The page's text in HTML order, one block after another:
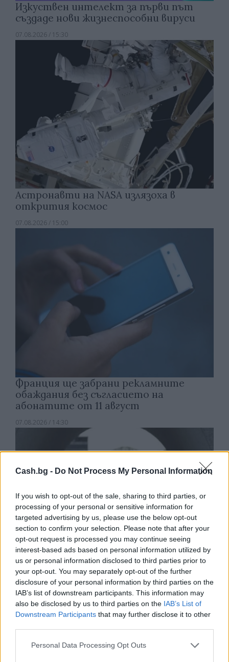
Cash.bg - Do Not Process My Personal Information
If you wish to opt-out of the sale, sharing to third parties, or
processing of your personal or sensitive information for
targeted advertising by us, please use the below opt-out
section to confirm your selection. Please note that after your
opt-out request is processed you may continue seeing
interest-based ads based on personal information utilized by
us or personal information disclosed to third parties prior to
your opt-out. You may separately opt-out of the further
disclosure of your personal information by third parties on the
IAB’s list of downstream participants. This information may
also be disclosed by us to third parties on the IAB’s List of
Downstream Participants that may further disclose it to other
Personal Data Processing Opt Outs
Изкуствен интелект за първи път
създаде нови жизнеспособни вируси
07.08.2026 / 15:30
Астронавти на NASA излязоха в
открития космос
07.08.2026 / 15:00
Франция ще забрани рекламните
обаждания без съгласието на
абонатите от 11 август
07.08.2026 / 14:30
Хирошима призова за мир и
недопускане на нова ядрена трагедия
07.08.2026 / 14:00